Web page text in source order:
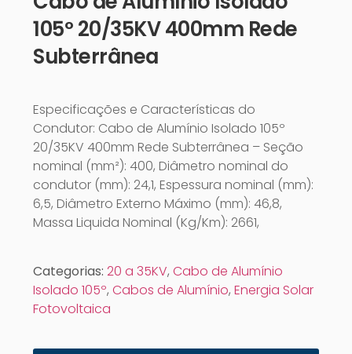
105º 20/35KV 400mm Rede
Subterrânea
Especificações e Características do
Condutor: Cabo de Alumínio Isolado 105º
20/35KV 400mm Rede Subterrânea – Seção
nominal (mm²): 400, Diâmetro nominal do
condutor (mm): 24,1, Espessura nominal (mm):
6,5, Diâmetro Externo Máximo (mm): 46,8,
Massa Liquida Nominal (Kg/Km): 2661,
Categorias: 20 a 35KV, Cabo de Alumínio
Isolado 105º, Cabos de Alumínio, Energia Solar
Fotovoltaica